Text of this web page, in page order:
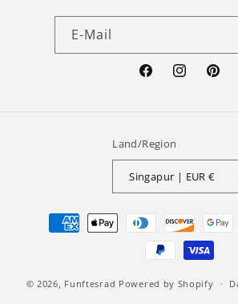
E-Mail
FacebookInstagram
Land/Region
Singapur | EUR €
Zahlungsmethoden
© 2026, Funftesrad Powered by Shopify